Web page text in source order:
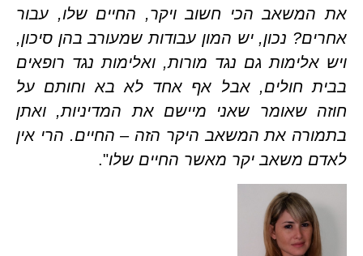
ויש אלימות גם נגד מורות, ואלימות נגד רופאים
בבית חולים, אבל אף אחד לא בא וחותם על
חוזה שאומר שאני מיישם את המדיניות, ואתן
בתמורה את המשאב היקר הזה – החיים. הרי אין
משאב יקר מאשר החיים שלו".